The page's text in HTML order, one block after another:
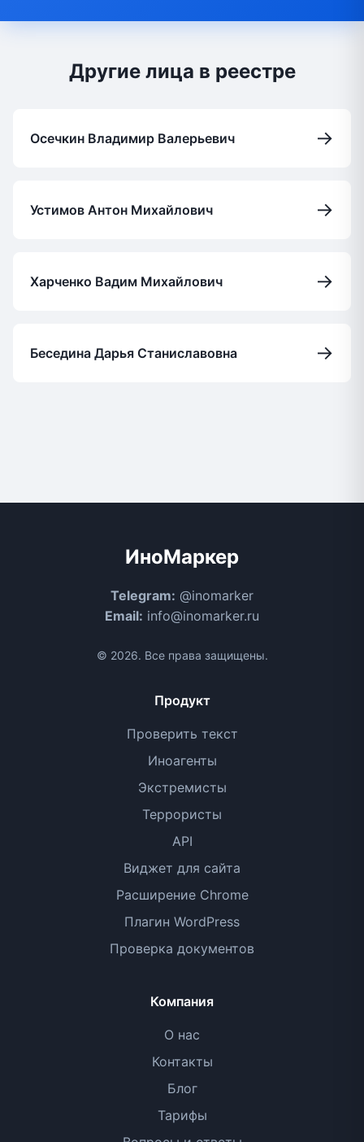
Другие лица в реестре
Осечкин Владимир Валерьевич →
Устимов Антон Михайлович →
Харченко Вадим Михайлович →
Беседина Дарья Станиславовна →
ИноМаркер
Telegram: @inomarker
Email: info@inomarker.ru
© 2026. Все права защищены.
Продукт
Проверить текст
Иноагенты
Экстремисты
Террористы
API
Виджет для сайта
Расширение Chrome
Плагин WordPress
Проверка документов
Компания
О нас
Контакты
Блог
Тарифы